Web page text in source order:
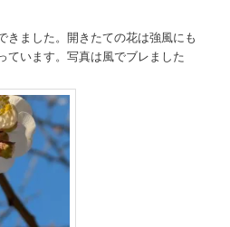
きました。開きたての花は強風にも
ています。写真は風でブレました